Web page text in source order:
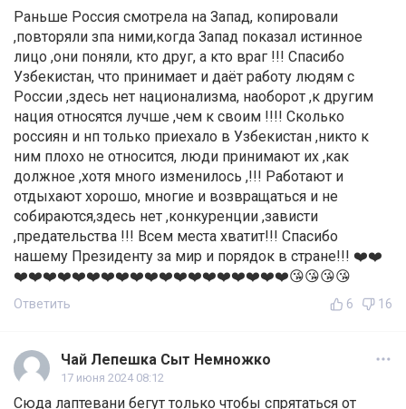
Раньше Россия смотрела на Запад, копировали
,повторяли зпа ними,когда Запад показал истинное
лицо ,они поняли, кто друг, а кто враг !!! Спасибо
Узбекистан, что принимает и даёт работу людям с
России ,здесь нет национализма, наоборот ,к другим
нация относятся лучше ,чем к своим !!!! Сколько
россиян и нп только приехало в Узбекистан ,никто к
ним плохо не относится, люди принимают их ,как
должное ,хотя много изменилось ,!!! Работают и
отдыхают хорошо, многие и возвращаться и не
собираются,здесь нет ,конкуренции ,зависти
,предательства !!! Всем места хватит!!! Спасибо
нашему Президенту за мир и порядок в стране!!! ❤️❤️
❤️❤️❤️❤️❤️❤️❤️❤️❤️❤️❤️❤️❤️❤️❤️❤️❤️❤️❤️😘😘😘😘
Ответить 6 16
Чай Лепешка Сыт Немножко
17 июня 2024 08:12
Сюда лаптевани бегут только чтобы спрятаться от